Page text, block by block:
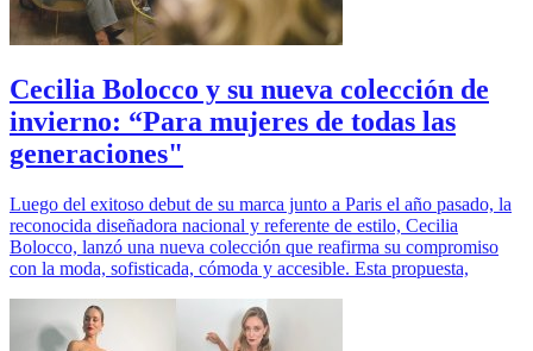
Cecilia Bolocco y su nueva colección de
invierno: “Para mujeres de todas las
generaciones"
Luego del exitoso debut de su marca junto a Paris el año pasado, la
reconocida diseñadora nacional y referente de estilo, Cecilia
Bolocco, lanzó una nueva colección que reafirma su compromiso
con la moda, sofisticada, cómoda y accesible. Esta propuesta,